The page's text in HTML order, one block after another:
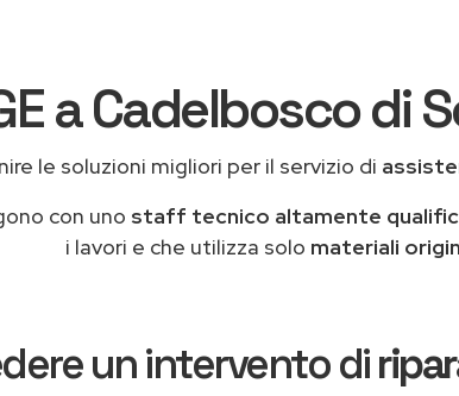
a Cadelbosco di
le soluzioni migliori per il servizio di
con uno staff tecnico altamente
i lavori e che utilizza solo materiali
un intervento di